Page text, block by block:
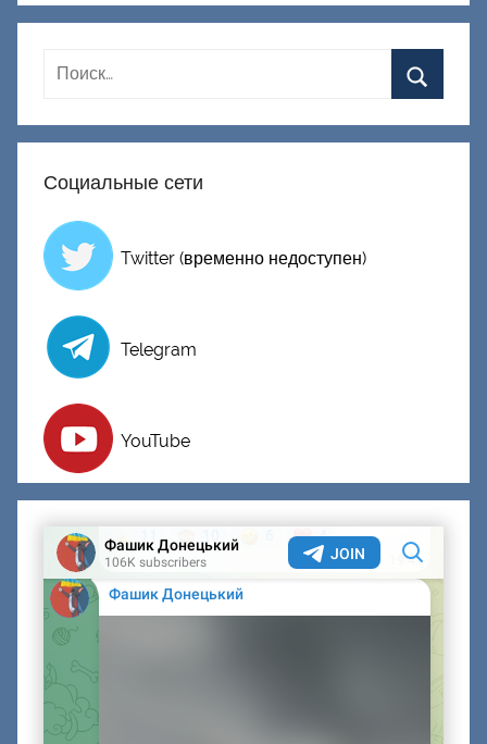
Социальные сети
Twitter (временно недоступен)
Telegram
YouTube